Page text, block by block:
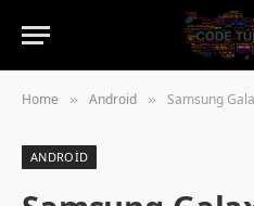
Home » Android » Samsung Galaxy
ANDROID